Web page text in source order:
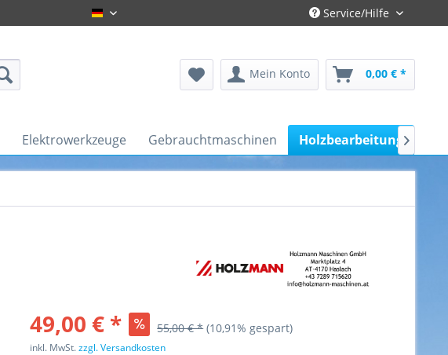
Gronau-Deutsch Service/Hilfe
Mein Konto 0,00 € *
Elektrowerkzeuge Gebrauchtmaschinen Holzbearbeitung 
49,00 € * 55,00 € * (10,91% gespart)
inkl. MwSt.zzgl. Versandkosten